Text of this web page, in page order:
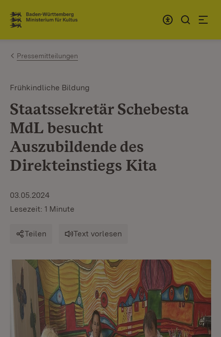
Zum Inhalt springen
Link zur Startseite
Pressemitteilungen
Frühkindliche Bildung
Staatssekretär Schebesta
MdL besucht
Auszubildende des
Direkteinstiegs Kita
03.05.2024
Lesezeit: 1 Minute
Teilen Text vorlesen